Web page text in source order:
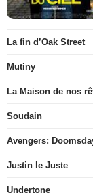
La fin d’Oak Street
Mutiny
La Maison de nos
Soudain
Avengers:
Justin le Juste
Undertone